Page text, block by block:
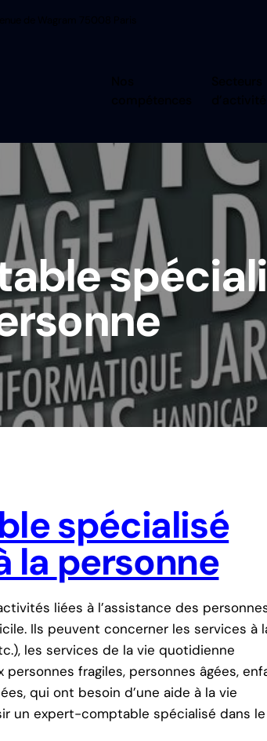
spécialisé
la personne
liées à l’assistance des
Ils peuvent concerner les services à
les services de la vie quotidienne
fragiles, personnes âgées,
qui ont besoin d’une aide à la vie
un expert-comptable spécialisé dans le